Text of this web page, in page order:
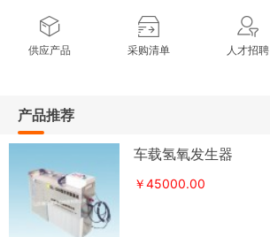
供应产品 采购清单 人才招聘
产品推荐
车载氢氧发生器
￥45000.00